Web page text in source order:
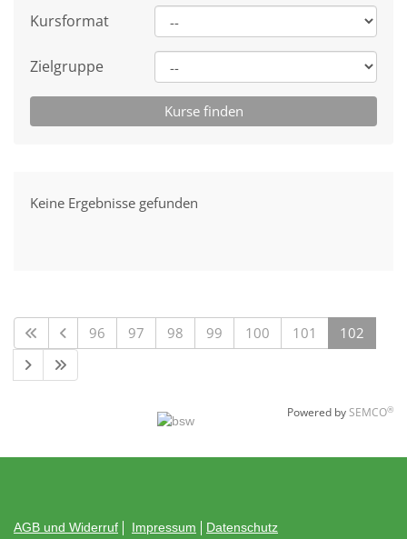
Kursformat
Zielgruppe
Keine Ergebnisse gefunden
96 97 98 99 100 101 102
Powered bySEMCO®
AGB und Widerruf Impressum Datenschutz